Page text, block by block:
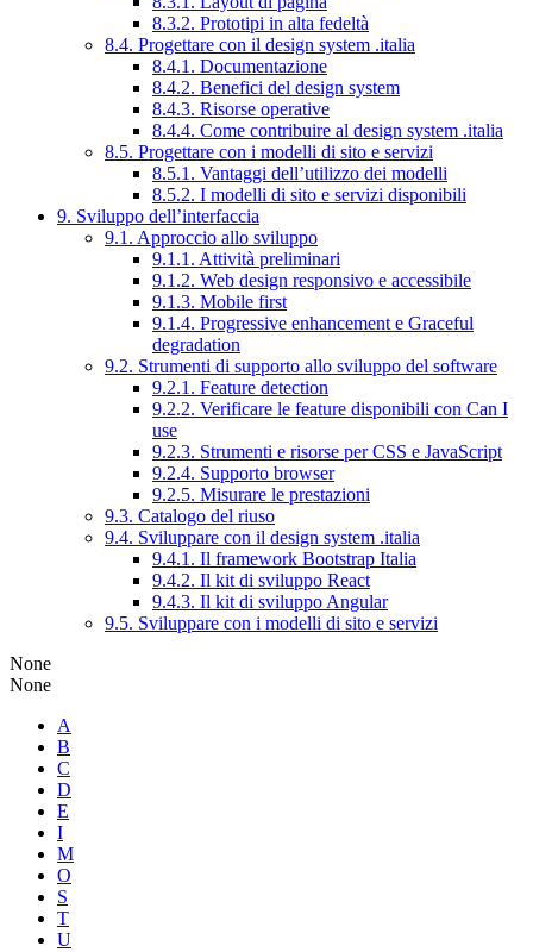
8.3.2. Prototipi in alta fedeltà
8.4. Progettare con il design system .italia
8.4.1. Documentazione
8.4.2. Benefici del design system
8.4.3. Risorse operative
8.4.4. Come contribuire al design system .italia
8.5. Progettare con i modelli di sito e servizi
8.5.1. Vantaggi dell’utilizzo dei modelli
8.5.2. I modelli di sito e servizi disponibili
9. Sviluppo dell’interfaccia
9.1. Approccio allo sviluppo
9.1.1. Attività preliminari
9.1.2. Web design responsivo e accessibile
9.1.3. Mobile first
9.1.4. Progressive enhancement e Graceful
degradation
9.2. Strumenti di supporto allo sviluppo del software
9.2.1. Feature detection
9.2.2. Verificare le feature disponibili con Can I
use
9.2.3. Strumenti e risorse per CSS e JavaScript
9.2.4. Supporto browser
9.2.5. Misurare le prestazioni
9.3. Catalogo del riuso
9.4. Sviluppare con il design system .italia
9.4.1. Il framework Bootstrap Italia
9.4.2. Il kit di sviluppo React
9.4.3. Il kit di sviluppo Angular
9.5. Sviluppare con i modelli di sito e servizi
None
None
A
B
C
D
E
I
M
O
S
T
U